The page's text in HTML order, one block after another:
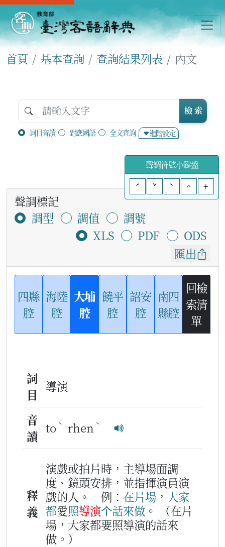
首頁 基本查詢 查詢結果列表 內文
詞目音讀 對應國語 全文查詢 進階設定
檢 索
聲調符號小鍵盤
ˊ
ˇ ˋ ^ +
聲調標記
調型
調值
調號
XLS
PDF
ODS
匯出
四縣
腔
海陸
腔
大埔
腔
饒平
腔
詔安
腔
南四
縣腔
回檢
索清
單
詞
目
導演
音
讀
to ˋ rhen ˋ
釋
義
演戲或拍片時，主導場面調
度、鏡頭安排，並指揮演員演
戲的人。
例： 在片場 ， 大家
都愛照導演个話來做 。
（在片
場，大家都要照導演的話來
做。）